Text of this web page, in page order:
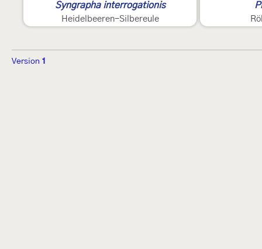
Syngrapha interrogationis
Heidelbeeren-Silbereule
Version 1